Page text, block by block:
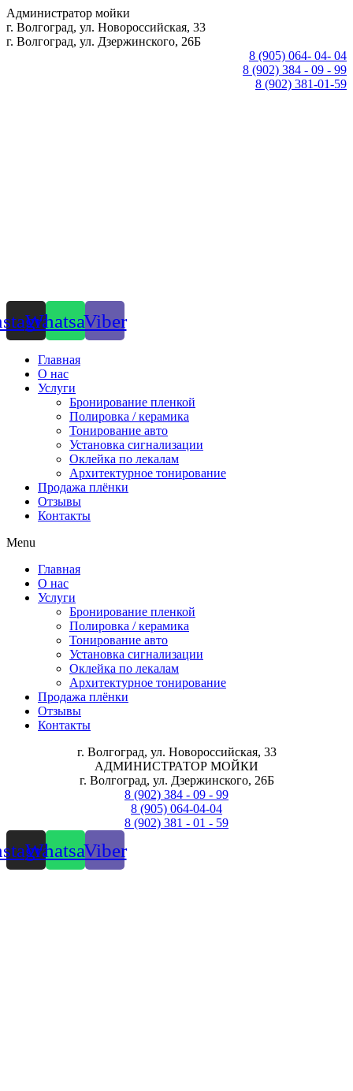
Перейти
к
содержимому
Администратор мойки
г. Волгоград, ул. Новороссийская, 33
г. Волгоград, ул. Дзержинского, 26Б
8 (905) 064- 04- 04
8 (902) 384 - 09 - 99
8 (902) 381-01-59
WhatsappViber
Главная
О нас
Услуги
Бронирование пленкой
Полировка / керамика
Тонирование авто
Установка сигнализации
Оклейка по лекалам
Архитектурное тонирование
Продажа плёнки
Отзывы
Контакты
Menu
Главная
О нас
Услуги
Бронирование пленкой
Полировка / керамика
Тонирование авто
Установка сигнализации
Оклейка по лекалам
Архитектурное тонирование
Продажа плёнки
Отзывы
Контакты
г. Волгоград, ул. Новороссийская, 33
АДМИНИСТРАТОР МОЙКИ
г. Волгоград, ул. Дзержинского, 26Б
8 (902) 384 - 09 - 99
8 (905) 064-04-04
8 (902) 381 - 01 - 59
WhatsappViber